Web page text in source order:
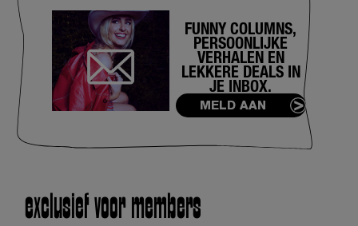
FUNNY COLUMNS,
PERSOONLIJKE
VERHALEN EN
LEKKERE DEALS IN
JE INBOX.
MELD AAN
exclusief voor members